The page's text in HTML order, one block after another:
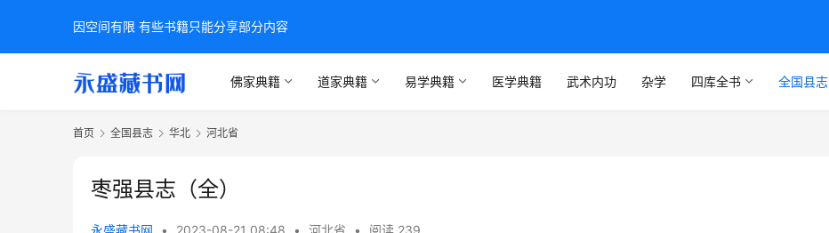
佛家典籍 道家典籍 易学典籍 医学典籍 武术内功 杂学 四库全书 全国县志
首页 全国县志 华北 河北省
枣强县志（全）
因空间有限 有些书籍只能分享部分内容